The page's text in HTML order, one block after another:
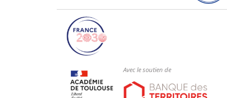
Avec le soutien de